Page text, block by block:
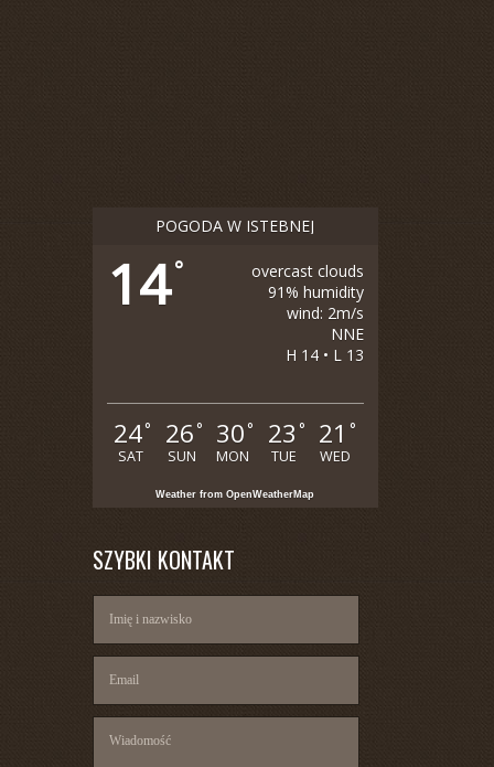
POGODA W ISTEBNEJ
14°
overcast clouds
91% humidity
wind: 2m/s
NNE
H 14 • L 13
24°
SAT
26 °
SUN
30 °
MON
23 °
TUE
21 °
WED
Weather from OpenWeatherMap
SZYBKI KONTAKT